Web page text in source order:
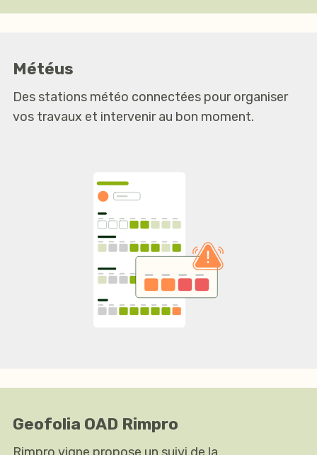
Météus
Des stations météo connectées pour organiser
vos travaux et intervenir au bon moment.
Geofolia OAD Rimpro